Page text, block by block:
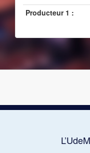
Producteur 1 :